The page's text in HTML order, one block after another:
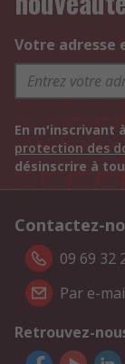
Votre adresse
En m'inscrivant
protection des
désinscrire à
Contactez-
09 69 32
Par e-
Retrouvez-